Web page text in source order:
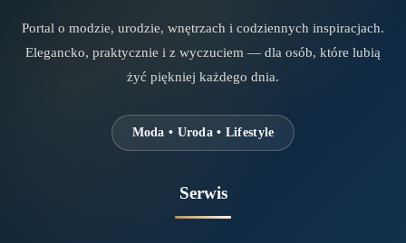
Portal o modzie, urodzie, wnętrzach i codziennych inspiracjach.
Elegancko, praktycznie i z wyczuciem — dla osób, które lubią
żyć piękniej każdego dnia.
Moda • Uroda • Lifestyle
Serwis